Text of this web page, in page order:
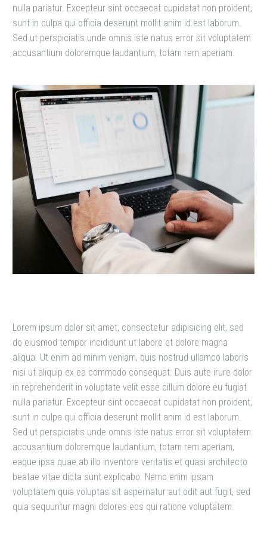
nulla pariatur. Excepteur sint occaecat cupidatat non proident,
sunt in culpa qui officia deserunt mollit anim id est laborum.
Sed ut perspiciatis unde omnis iste natus error sit voluptatem
accusantium doloremque laudantium, totam rem aperiam.
Lorem ipsum dolor sit amet, consectetur adipisicing elit, sed
do eiusmod tempor incididunt ut labore et dolore magna
aliqua. Ut enim ad minim veniam, quis nostrud ullamco laboris
nisi ut aliquip ex ea commodo consequat. Duis aute irure dolor
in reprehenderit in voluptate velit esse cillum dolore eu fugiat
nulla pariatur. Excepteur sint occaecat cupidatat non proident,
sunt in culpa qui officia deserunt mollit anim id est laborum.
Sed ut perspiciatis unde omnis iste natus error sit voluptatem
accusantium doloremque laudantium, totam rem aperiam,
eaque ipsa quae ab illo inventore veritatis et quasi architecto
beatae vitae dicta sunt explicabo. Nemo enim ipsam
voluptatem quia voluptas sit aspernatur aut odit aut fugit, sed
quia sequuntur magni dolores eos qui ratione voluptatem.